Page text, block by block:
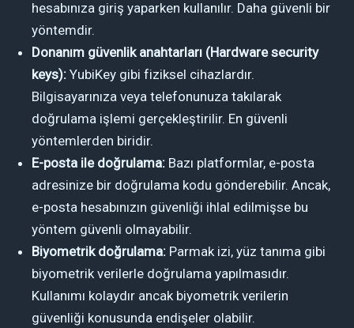
hesabınıza giriş yaparken kullanılır. Daha güvenli bir
yöntemdir.
Donanım güvenlik anahtarları (Hardware security
keys): YubiKey gibi fiziksel cihazlardır.
Bilgisayarınıza veya telefonunuza takılarak
doğrulama işlemi gerçekleştirilir. En güvenli
yöntemlerden biridir.
E-posta ile doğrulama: Bazı platformlar, e-posta
adresinize bir doğrulama kodu gönderebilir. Ancak,
e-posta hesabınızın güvenliği ihlal edilmişse bu
yöntem güvenli olmayabilir.
Biyometrik doğrulama: Parmak izi, yüz tanıma gibi
biyometrik verilerle doğrulama yapılmasıdır.
Kullanımı kolaydır ancak biyometrik verilerin
güvenliği konusunda endişeler olabilir.